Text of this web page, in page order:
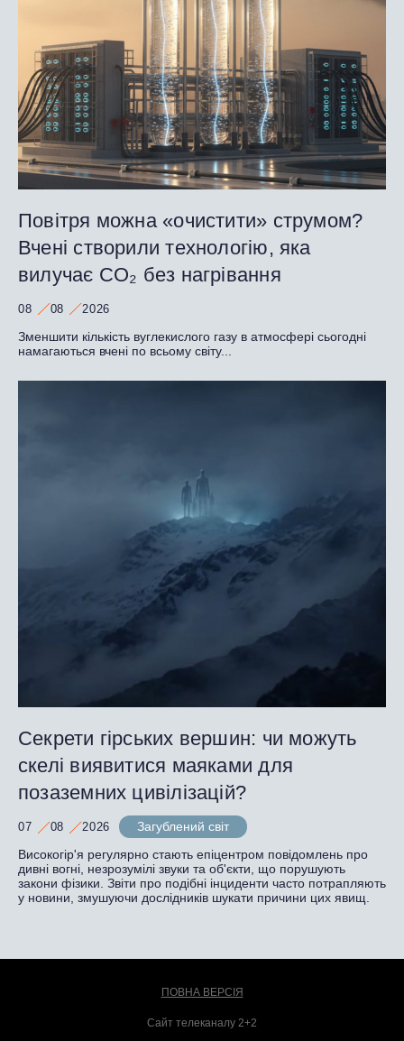
Повітря можна «очистити» струмом?
Вчені створили технологію, яка
вилучає CO₂ без нагрівання
08 08 2026
Зменшити кількість вуглекислого газу в атмосфері сьогодні
намагаються вчені по всьому світу...
Секрети гірських вершин: чи можуть
скелі виявитися маяками для
позаземних цивілізацій?
07 08 2026
Загублений світ
Високогір'я регулярно стають епіцентром повідомлень про
дивні вогні, незрозумілі звуки та об'єкти, що порушують
закони фізики. Звіти про подібні інциденти часто потрапляють
у новини, змушуючи дослідників шукати причини цих явищ.
ПОВНА ВЕРСІЯ
Сайт телеканалу 2+2